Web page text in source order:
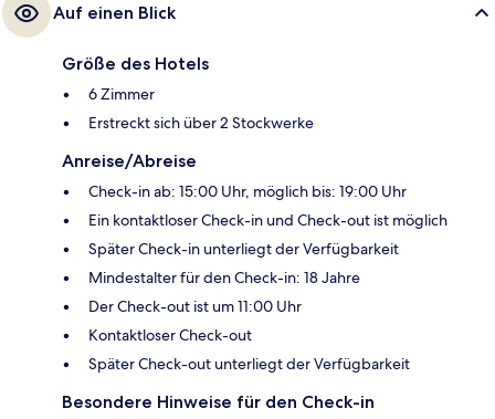
Auf einen Blick
Größe des Hotels
6 Zimmer
Erstreckt sich über 2 Stockwerke
Anreise/Abreise
Check-in ab: 15:00 Uhr, möglich bis: 19:00 Uhr
Ein kontaktloser Check-in und Check-out ist möglich
Später Check-in unterliegt der Verfügbarkeit
Mindestalter für den Check-in: 18 Jahre
Der Check-out ist um 11:00 Uhr
Kontaktloser Check-out
Später Check-out unterliegt der Verfügbarkeit
Besondere Hinweise für den Check-in